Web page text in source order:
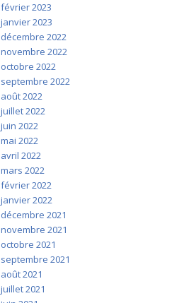
février 2023
janvier 2023
décembre 2022
novembre 2022
octobre 2022
septembre 2022
août 2022
juillet 2022
juin 2022
mai 2022
avril 2022
mars 2022
février 2022
janvier 2022
décembre 2021
novembre 2021
octobre 2021
septembre 2021
août 2021
juillet 2021